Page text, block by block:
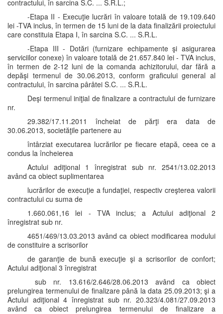
contractului, în sarcina S.C. ... S.R.L.;
-Etapa II - Execuţie lucrări în valoare totală de 19.109.640
lei -TVA inclus, în termen de 15 luni de la data finalizării proiectului
care constituia Etapa I, în sarcina S.C. ... S.R.L.
-Etapa III - Dotări (furnizare echipamente şi asigurarea
serviciilor conexe) în valoare totală de 21.657.840 lei - TVA inclus,
în termen de 2-12 luni de la comanda achizitorului, dar fără a
depăşi termenul de 30.06.2013, conform graficului general al
contractului, în sarcina pârâtei S.C. ... S.R.L.
Deşi termenul iniţial de finalizare a contractului de furnizare
nr.
29.382/17.11.2011 încheiat de părţi era data de
30.06.2013, societăţile partenere au
întârziat executarea lucrărilor pe fiecare etapă, ceea ce a
condus la încheierea
Actului adiţional 1 înregistrat sub nr. 2541/13.02.2013
având ca obiect suplimentarea
lucrărilor de execuţie a fundaţiei, respectiv creşterea valorii
contractului cu suma de
1.660.061,16 lei - TVA inclus; a Actului adiţional 2
înregistrat sub nr.
4651/469/13.03.2013 având ca obiect modificarea modului
de constituire a scrisorilor
de garanţie de bună execuţie şi a scrisorilor de confort;
Actului adiţional 3 înregistrat
sub nr. 13.616/2.646/28.06.2013 având ca obiect
prelungirea termenului de finalizare până la data 25.09.2013; şi a
Actului adiţional 4 înregistrat sub nr. 20.323/4.081/27.09.2013
având ca obiect prelungirea termenului de finalizare a